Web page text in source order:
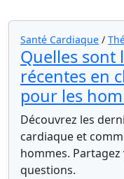
Santé Cardiaque /
Quelles sont
récentes en
pour les
Découvrez les
cardiaque et
hommes.
questions.